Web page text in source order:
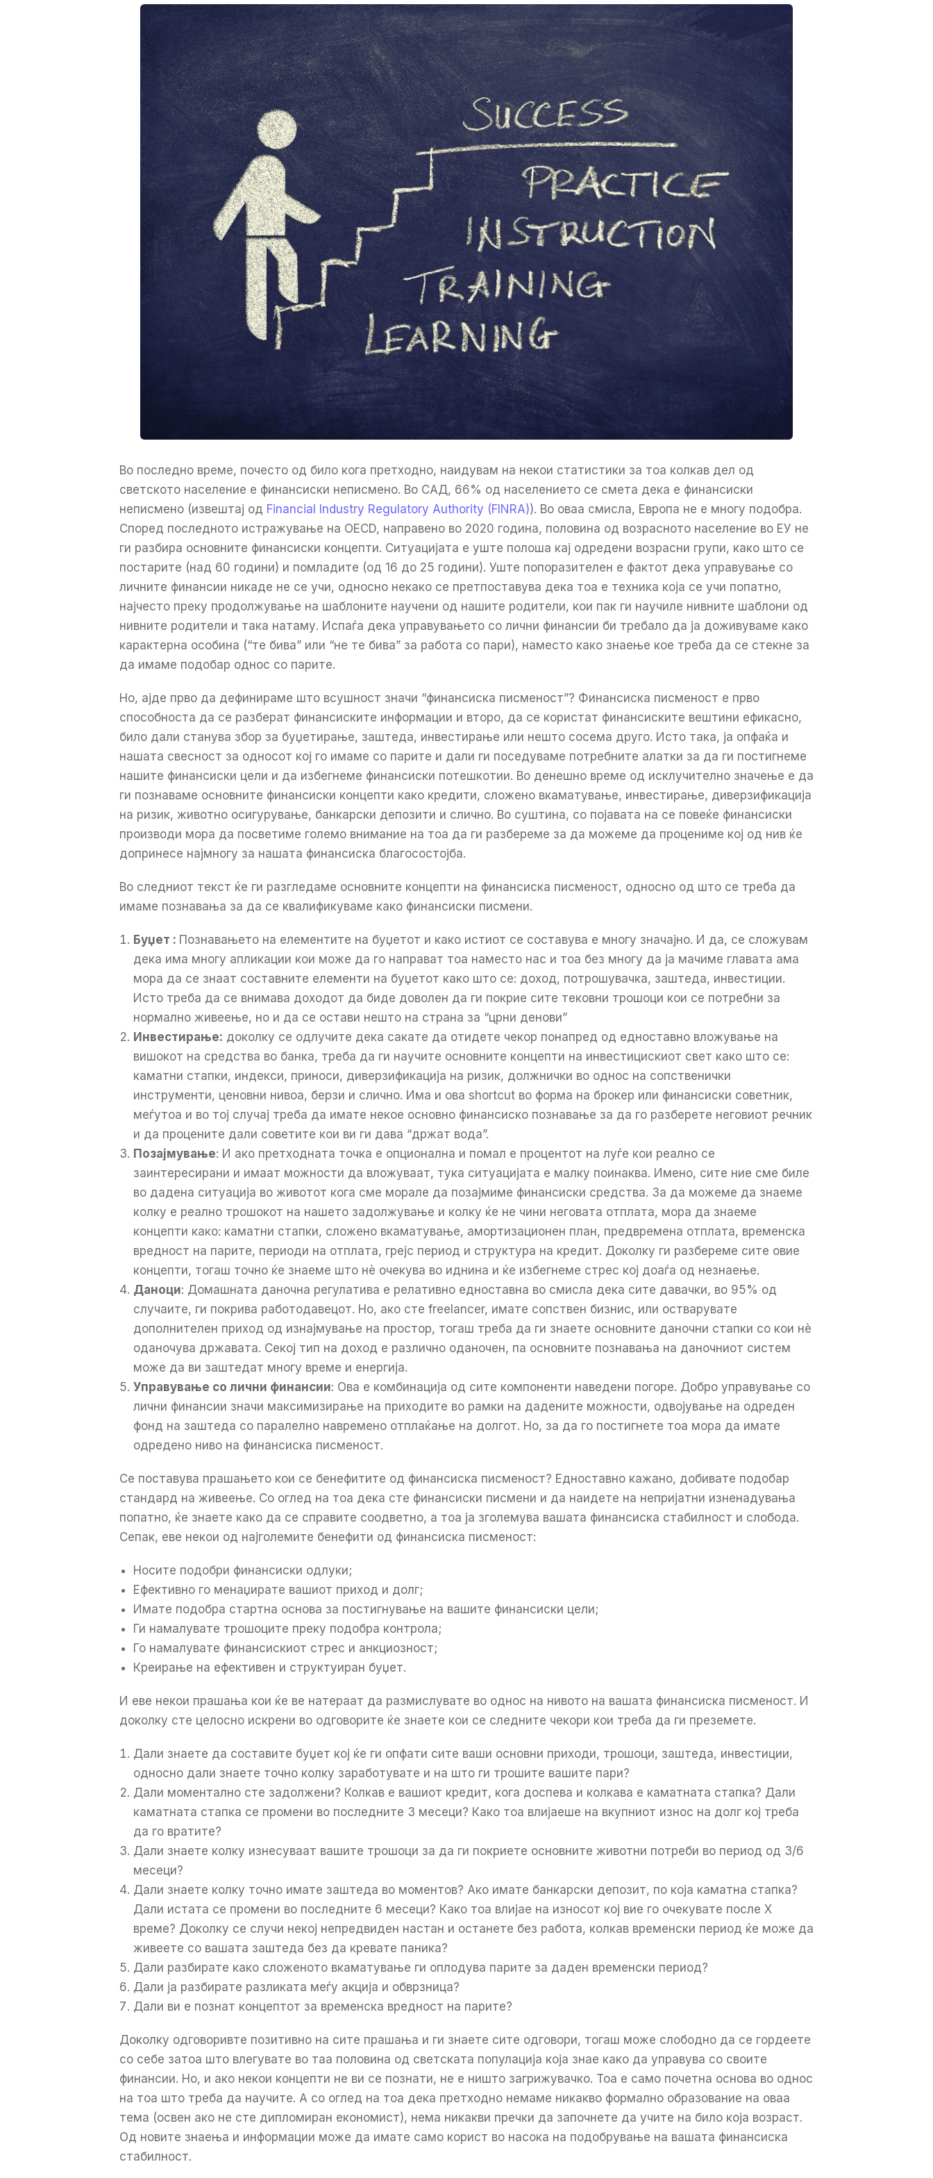
Во последно време, почесто од било кога претходно, наидувам на некои статистики за тоа колкав дел од
светското население е финансиски неписмено. Во САД, 66% од населението се смета дека е финансиски
неписмено (извештај од Financial Industry Regulatory Authority (FINRA)). Во оваа смисла, Европа не е многу подобра.
Според последното истражување на OECD, направено во 2020 година, половина од возрасното население во ЕУ не
ги разбира основните финансиски концепти. Ситуацијата е уште полоша кај одредени возрасни групи, како што се
постарите (над 60 години) и помладите (од 16 до 25 години). Уште попоразителен е фактот дека управување со
личните финансии никаде не се учи, односно некако се претпоставува дека тоа е техника која се учи попатно,
најчесто преку продолжување на шаблоните научени од нашите родители, кои пак ги научиле нивните шаблони од
нивните родители и така натаму. Испаѓа дека управувањето со лични финансии би требало да ја доживуваме како
карактерна особина (“те бива” или “не те бива” за работа со пари), наместо како знаење кое треба да се стекне за
да имаме подобар однос со парите.
Но, ајде прво да дефинираме што всушност значи “финансиска писменост”? Финансиска писменост е прво
способноста да се разберат финансиските информации и второ, да се користат финансиските вештини ефикасно,
било дали станува збор за буџетирање, заштеда, инвестирање или нешто сосема друго. Исто така, ја опфаќа и
нашата свесност за односот кој го имаме со парите и дали ги поседуваме потребните алатки за да ги постигнеме
нашите финансиски цели и да избегнеме финансиски потешкотии. Во денешно време од исклучително значење е да
ги познаваме основните финансиски концепти како кредити, сложено вкаматување, инвестирање, диверзификација
на ризик, животно осигурување, банкарски депозити и слично. Во суштина, со појавата на се повеќе финансиски
производи мора да посветиме големо внимание на тоа да ги разбереме за да можеме да процениме кој од нив ќе
допринесе најмногу за нашата финансиска благосостојба.
Во следниот текст ќе ги разгледаме основните концепти на финансиска писменост, односно од што се треба да
имаме познавања за да се квалификуваме како финансиски писмени.
Буџет : Познавањето на елементите на буџетот и како истиот се составува е многу значајно. И да, се сложувам
дека има многу апликации кои може да го направат тоа наместо нас и тоа без многу да ја мачиме главата ама
мора да се знаат составните елементи на буџетот како што се: доход, потрошувачка, заштеда, инвестиции.
Исто треба да се внимава доходот да биде доволен да ги покрие сите тековни трошоци кои се потребни за
нормално живеење, но и да се остави нешто на страна за “црни денови”
Инвестирање: доколку се одлучите дека сакате да отидете чекор понапред од едноставно вложување на
вишокот на средства во банка, треба да ги научите основните концепти на инвестицискиот свет како што се:
каматни стапки, индекси, приноси, диверзификација на ризик, должнички во однос на сопственички
инструменти, ценовни нивоа, берзи и слично. Има и ова shortcut во форма на брокер или финансиски советник,
меѓутоа и во тој случај треба да имате некое основно финансиско познавање за да го разберете неговиот речник
и да процените дали советите кои ви ги дава “држат вода”.
Позајмување: И ако претходната точка е опционална и помал е процентот на луѓе кои реално се
заинтересирани и имаат можности да вложуваат, тука ситуацијата е малку поинаква. Имено, сите ние сме биле
во дадена ситуација во животот кога сме морале да позајмиме финансиски средства. За да можеме да знаеме
колку е реално трошокот на нашето задолжување и колку ќе не чини неговата отплата, мора да знаеме
концепти како: каматни стапки, сложено вкаматување, амортизационен план, предвремена отплата, временска
вредност на парите, периоди на отплата, грејс период и структура на кредит. Доколку ги разбереме сите овие
концепти, тогаш точно ќе знаеме што нè очекува во иднина и ќе избегнеме стрес кој доаѓа од незнаење.
Даноци: Домашната даночна регулатива е релативно едноставна во смисла дека сите давачки, во 95% од
случаите, ги покрива работодавецот. Но, ако сте freelancer, имате сопствен бизнис, или остварувате
дополнителен приход од изнајмување на простор, тогаш треба да ги знаете основните даночни стапки со кои нè
оданочува државата. Секој тип на доход е различно оданочен, па основните познавања на даночниот систем
може да ви заштедат многу време и енергија.
Управување со лични финансии: Ова е комбинација од сите компоненти наведени погоре. Добро управување со
лични финансии значи максимизирање на приходите во рамки на дадените можности, одвојување на одреден
фонд на заштеда со паралелно навремено отплаќање на долгот. Но, за да го постигнете тоа мора да имате
одредено ниво на финансиска писменост.
Се поставува прашањето кои се бенефитите од финансиска писменост? Едноставно кажано, добивате подобар
стандард на живеење. Со оглед на тоа дека сте финансиски писмени и да наидете на непријатни изненадувања
попатно, ќе знаете како да се справите соодветно, а тоа ја зголемува вашата финансиска стабилност и слобода.
Сепак, еве некои од најголемите бенефити од финансиска писменост:
Носите подобри финансиски одлуки;
Ефективно го менаџирате вашиот приход и долг;
Имате подобра стартна основа за постигнување на вашите финансиски цели;
Ги намалувате трошоците преку подобра контрола;
Го намалувате финансискиот стрес и анкциозност;
Креирање на ефективен и структуиран буџет.
И еве некои прашања кои ќе ве натераат да размислувате во однос на нивото на вашата финансиска писменост. И
доколку сте целосно искрени во одговорите ќе знаете кои се следните чекори кои треба да ги преземете.
Дали знаете да составите буџет кој ќе ги опфати сите ваши основни приходи, трошоци, заштеда, инвестиции,
односно дали знаете точно колку заработувате и на што ги трошите вашите пари?
Дали моментално сте задолжени? Колкав е вашиот кредит, кога доспева и колкава е каматната стапка? Дали
каматната стапка се промени во последните 3 месеци? Како тоа влијаеше на вкупниот износ на долг кој треба
да го вратите?
Дали знаете колку изнесуваат вашите трошоци за да ги покриете основните животни потреби во период од 3/6
месеци?
Дали знаете колку точно имате заштеда во моментов? Ако имате банкарски депозит, по која каматна стапка?
Дали истата се промени во последните 6 месеци? Како тоа влијае на износот кој вие го очекувате после Х
време? Доколку се случи некој непредвиден настан и останете без работа, колкав временски период ќе може да
живеете со вашата заштеда без да кревате паника?
Дали разбирате како сложеното вкаматување ги оплодува парите за даден временски период?
Дали ја разбирате разликата меѓу акција и обврзница?
Дали ви е познат концептот за временска вредност на парите?
Доколку одговоривте позитивно на сите прашања и ги знаете сите одговори, тогаш може слободно да се гордеете
со себе затоа што влегувате во таа половина од светската популација која знае како да управува со своите
финансии. Но, и ако некои концепти не ви се познати, не е ништо загрижувачко. Тоа е само почетна основа во однос
на тоа што треба да научите. А со оглед на тоа дека претходно немаме никакво формално образование на оваа
тема (освен ако не сте дипломиран економист), нема никакви пречки да започнете да учите на било која возраст.
Од новите знаења и информации може да имате само корист во насока на подобрување на вашата финансиска
стабилност.